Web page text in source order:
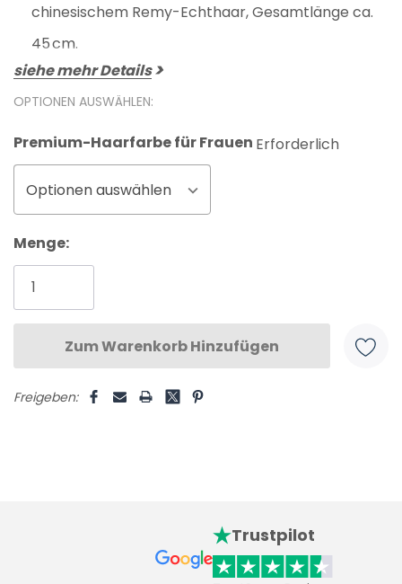
chinesischem Remy-Echthaar, Gesamtlänge ca.
45 cm.
siehe mehr Details
OPTIONEN AUSWÄHLEN:
Premium-Haarfarbe für Frauen Erforderlich
Optionen auswählen
Aktueller
Lagerbestand:
Menge:
Freigeben:
Trustpilot